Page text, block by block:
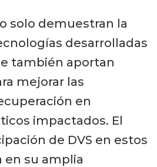
solo demuestran la
desarrolladas
también aportan
mejorar las
en
impactados. El
de DVS en estos
en su amplia